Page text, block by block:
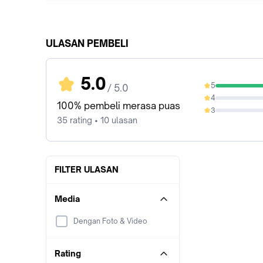
ULASAN PEMBELI
5.0 / 5.0
100% pembeli merasa puas
35 rating • 10 ulasan
5
100%
4
0%
3
0%
FILTER ULASAN
Media
Dengan Foto & Video
Rating